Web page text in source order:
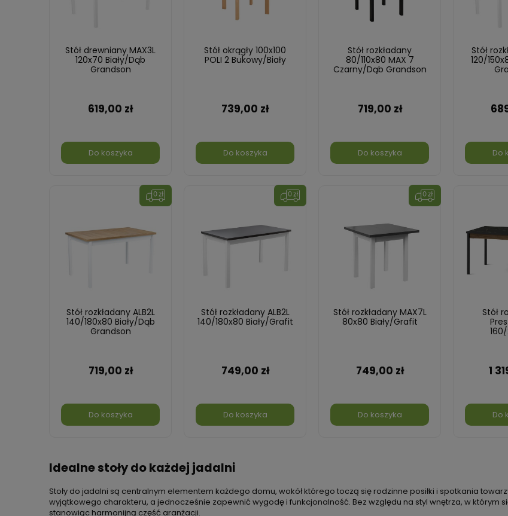
Stół drewniany MAX3L
120x70 Biały/Dąb
Grandson
619,00 zł
Do koszyka
Stół okrągły 100x100
POLI 2 Bukowy/Biały
739,00 zł
Do koszyka
Stół rozkładany
80/110x80 MAX 7
Czarny/Dąb Grandson
719,00 zł
Do koszyka
Stół
120/
Do
Stół rozkładany ALB2L
140/180x80 Biały/Dąb
Grandson
719,00 zł
Do koszyka
Stół rozkładany ALB2L
140/180x80 Biały/Grafit
749,00 zł
Do koszyka
Stół rozkładany MAX7L
80x80 Biały/Grafit
749,00 zł
Do koszyka
Stół
1
Do
Idealne stoły do każdej jadalni
Stoły do jadalni są centralnym elementem każdego domu, wokół którego toczą się rodzinne posiłki i spotkania
wyjątkowego charakteru, a jednocześnie zapewnić wygodę i funkcjonalność. Bez względu na styl wnętrza, w którym
stanowiąc harmonijną część aranżacji.